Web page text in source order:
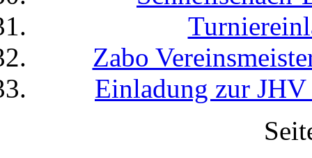
Zabo
Einladung zur